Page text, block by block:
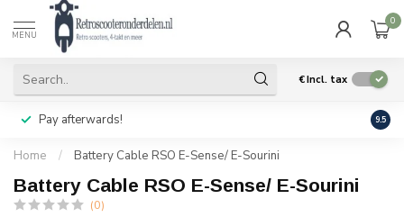
MENU
0
€Incl. tax
Pay afterwards! Geen
9.5
Home / Battery Cable RSO E-Sense/ E-Sourini
Battery Cable RSO E-Sense/ E-Sourini
(0)